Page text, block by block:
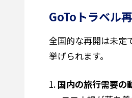
GoToトラベル
全国的な再開は未定
挙げられます。
国内の旅行需要の